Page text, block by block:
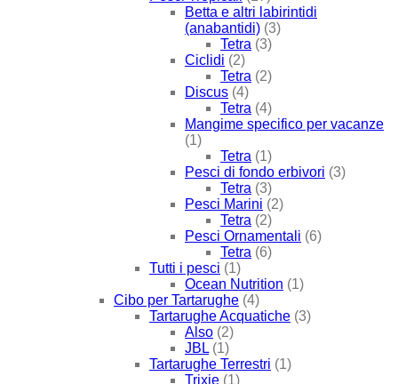
Betta e altri labirintidi
(anabantidi) (3)
Tetra (3)
Ciclidi (2)
Tetra (2)
Discus (4)
Tetra (4)
Mangime specifico per vacanze
(1)
Tetra (1)
Pesci di fondo erbivori (3)
Tetra (3)
Pesci Marini (2)
Tetra (2)
Pesci Ornamentali (6)
Tetra (6)
Tutti i pesci (1)
Ocean Nutrition (1)
Cibo per Tartarughe (4)
Tartarughe Acquatiche (3)
Also (2)
JBL (1)
Tartarughe Terrestri (1)
Trixie (1)